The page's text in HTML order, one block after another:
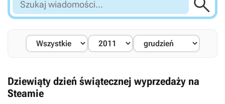
wiadomości...
Dziewiąty dzień świątecznej wyprzedaży na
Steamie